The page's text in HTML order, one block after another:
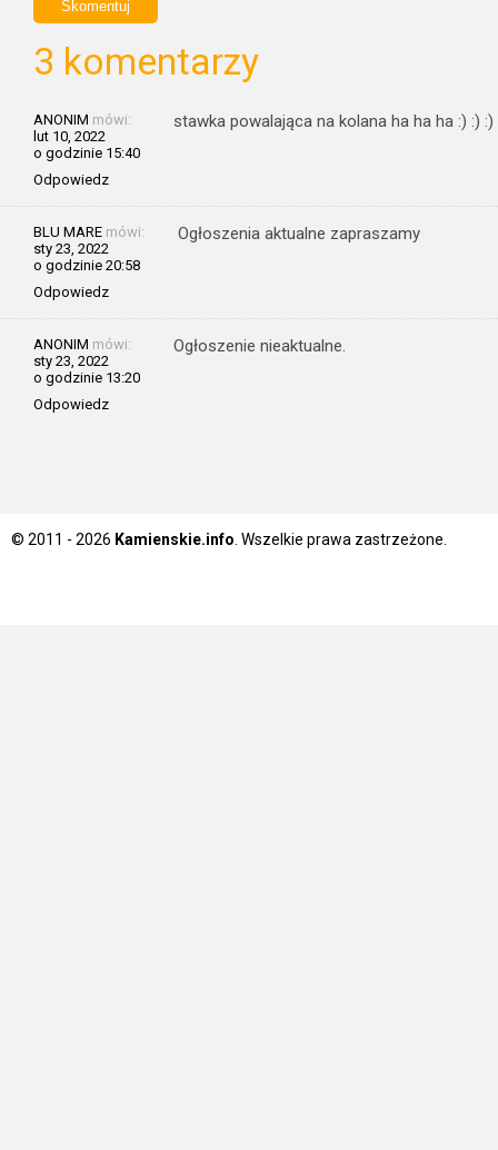
3 komentarzy
ANONIM mówi:
lut 10, 2022
o godzinie 15:40
Odpowiedz
stawka powalająca na kolana ha ha ha :) :) :)
BLU MARE mówi:
sty 23, 2022
o godzinie 20:58
Odpowiedz
Ogłoszenia aktualne zapraszamy
ANONIM mówi:
sty 23, 2022
o godzinie 13:20
Odpowiedz
Ogłoszenie nieaktualne.
© 2011 - 2026 Kamienskie.info . Wszelkie prawa zastrzeżone.